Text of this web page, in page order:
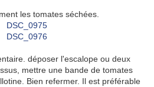
les tomates séchées.
déposer l'escalope ou deux
mettre une bande de tomates
Bien refermer. Il est préférable